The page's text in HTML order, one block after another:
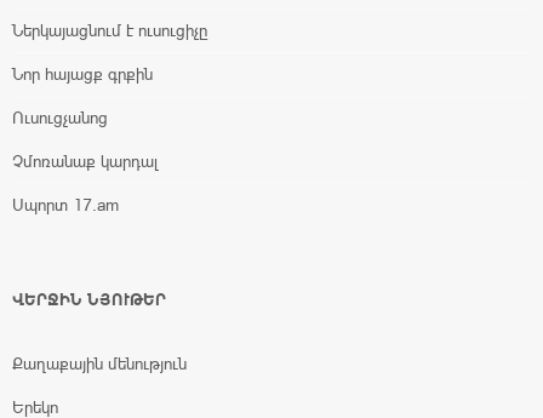
Ներկայացնում է ուսուցիչը
Նոր հայացք գրքին
Ուսուցչանոց
Չմոռանաք կարդալ
Սպորտ 17.am
ՎԵՐՋԻՆ ՆՅՈՒԹԵՐ
Քաղաքային մենություն
Երեկո